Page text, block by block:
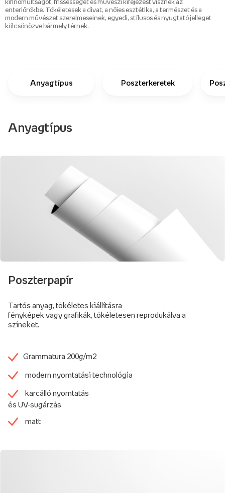
kifinomultságot, frissességet és művészi kifejezést visznek az
enteriőrökbe. Tökéletesek a divat, a nőies esztétika, a természet és a
modern művészet szerelmeseinek, egyedi, stílusos és nyugtató jelleget
kölcsönözve bármely térnek.
Anyagtípus Poszterkeretek
Anyagtípus
Poszterpapír
Tartós anyag, tökéletes kiállításra
fényképek vagy grafikák, tökéletesen reprodukálva a
színeket.
Grammatura 200g/m2
modern nyomtatási technológia
karcálló nyomtatás
és UV-sugárzás
matt